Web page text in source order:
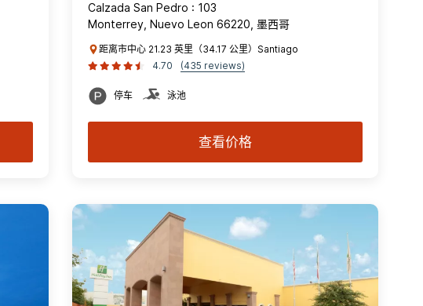
Calzada San Pedro : 103
Monterrey, Nuevo Leon 66220, 墨西哥
距离市中心 21.23 英里（34.17 公里）Santiago
4.70
(435 reviews)
停车 泳池
查看价格